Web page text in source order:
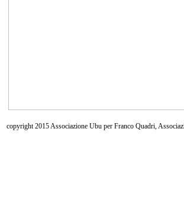
copyright 2015 Associazione Ubu per Franco Quadri,